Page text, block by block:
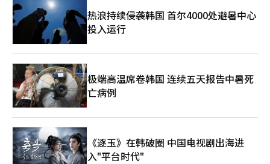
关企业预计销售额最高可增长约25%。 电视剧方面，多位知名演
员的新作将在新年登陆荧屏。由IU、边佑锡主演的MBC新剧《21
世纪大君夫人》预定于明年上半年首播。此外，薛景求出演Netflix
惊悚剧《野鼠》，申敏儿主演Disney+奇幻爱情剧《再婚皇后》，
裴秀智则出演Disney+悬疑古装剧《魅惑》。明年韩剧一大特点是
大量源自人气网文、网漫的热门IP集中影像化，引发粉丝高度关
注。 明年跨国合作也将更趋活跃。Disney+将推出韩日合作剧
《Merry Berry Love》，tvN推出韩日合作综艺《Syncro
Game》。随着合作范围从电视剧扩大到综艺、动漫，韩国内容预
计将触达更广泛的全球观众。
热浪持续侵袭韩国 首尔4000处避暑中心
投入运行
极端高温席卷韩国 连续五天报告中暑死
亡病例
《逐玉》在韩破圈 中国电视剧出海进
入"平台时代"